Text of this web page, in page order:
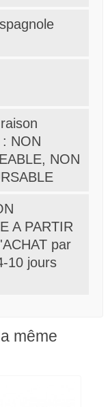
: NON
NON
A PARTIR
par
10 jours
même